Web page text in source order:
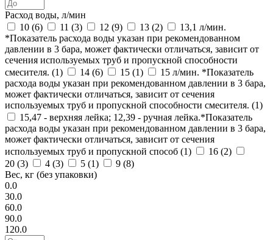
Расход воды, л/мин
10 (6) 11 (3) 12 (9) 13 (2)
13,1 л/мин.
*Показатель расхода воды указан при рекомендованном
давлении в 3 бара, может фактически отличаться, зависит от
сечения используемых труб и пропускной способности
смесителя. (1) 14 (6) 15 (1)
15 л/мин. *Показатель
расхода воды указан при рекомендованном давлении в 3 бара,
может фактически отличаться, зависит от сечения
используемых труб и пропускной способности смесителя. (1)
15,47 - верхняя лейка; 12,39 - ручная лейка.*Показатель
расхода воды указан при рекомендованном давлении в 3 бара,
может фактически отличаться, зависит от сечения
используемых труб и пропускной способ (1) 16 (2)
20 (3) 4 (3) 5 (1) 9 (8)
Вес, кг (без упаковки)
0.0
30.0
60.0
90.0
120.0